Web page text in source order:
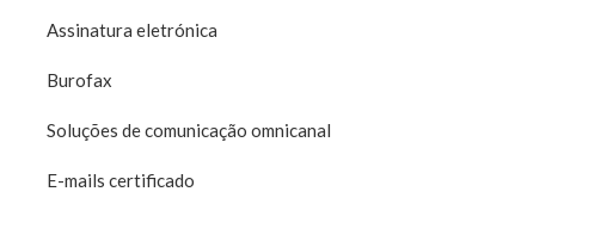
Assinatura eletrónica
Burofax
Soluções de comunicação omnicanal
E-mails certificado